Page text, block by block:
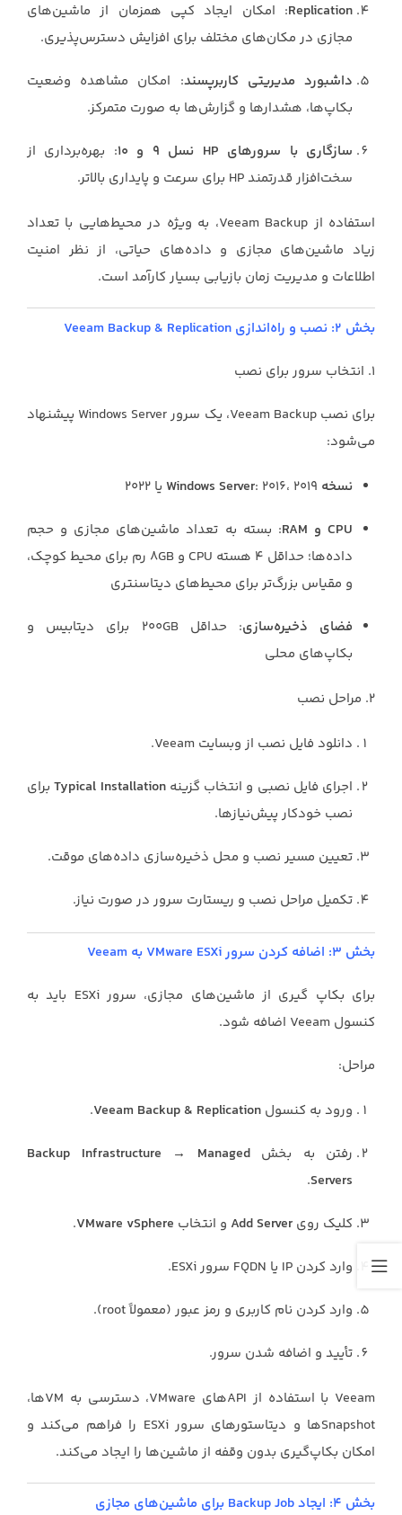
Replication: امکان ایجاد کپی همزمان از ماشین‌های
مجازی در مکان‌های مختلف برای افزایش دسترس‌پذیری.
داشبورد مدیریتی کاربرپسند: امکان مشاهده وضعیت
بکاپ‌ها، هشدارها و گزارش‌ها به صورت متمرکز.
سازگاری با سرورهای HP نسل ۹ و ۱۰
: بهره‌برداری از
سخت‌افزار قدرتمند HP برای سرعت و پایداری بالاتر.
استفاده از Veeam Backup، به ویژه در محیط‌هایی با تعداد
زیاد ماشین‌های مجازی و داده‌های حیاتی، از نظر امنیت
اطلاعات و مدیریت زمان بازیابی بسیار کارآمد است.
بخش ۲: نصب و راه‌اندازی Veeam Backup & Replication
۱. انتخاب سرور برای نصب
برای نصب Veeam Backup، یک سرور Windows Server پیشنهاد
می‌شود:
نسخه Windows Server : ۲۰۱۶، ۲۰۱۹ یا ۲۰۲۲
CPU و RAM
: بسته به تعداد ماشین‌های مجازی و حجم
داده‌ها؛ حداقل ۴ هسته CPU و ۸GB رم برای محیط کوچک،
و مقیاس بزرگ‌تر برای محیط‌های دیتاسنتری
فضای ذخیره‌سازی
: حداقل ۲۰۰GB برای دیتابیس و
بکاپ‌های محلی
۲. مراحل نصب
دانلود فایل نصب از وبسایت Veeam.
اجرای فایل نصبی و انتخاب گزینهTypical Installationبرای
نصب خودکار پیش‌نیازها.
تعیین مسیر نصب و محل ذخیره‌سازی داده‌های موقت.
تکمیل مراحل نصب و ریستارت سرور در صورت نیاز.
بخش ۳: اضافه کردن سرور VMware ESXi به Veeam
برای بکاپ گیری از ماشین‌های مجازی، سرور ESXi باید به
کنسول Veeam اضافه شود.
مراحل:
ورود به کنسول Veeam Backup & Replication
.
رفتن به بخشBackup Infrastructure → Managed
Servers
.
کلیک روی Add Server و انتخاب VMware vSphere
.
وارد کردن IP یا FQDN سرور ESXi.
وارد کردن نام کاربری و رمز عبور (معمولاً root).
تأیید و اضافه شدن سرور.
Veeam با استفاده از APIهای VMware، دسترسی به VMها،
Snapshotها و دیتاستورهای سرور ESXi را فراهم می‌کند و
امکان بکاپ‌گیری بدون وقفه از ماشین‌ها را ایجاد می‌کند.
بخش ۴: ایجاد Backup Job برای ماشین‌های مجازی